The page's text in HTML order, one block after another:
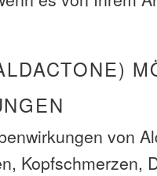
von
Kopfschmerzen,